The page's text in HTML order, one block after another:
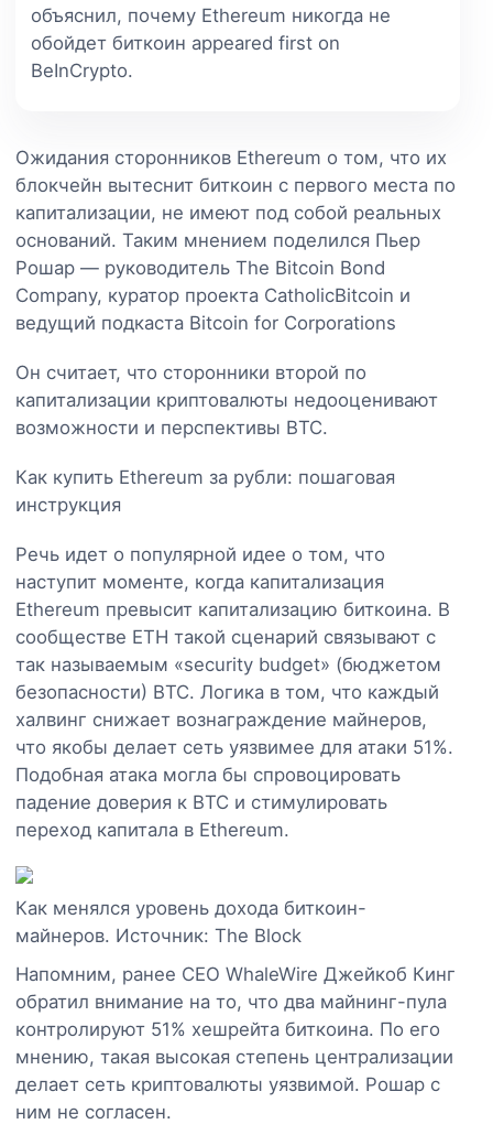
объяснил, почему Ethereum никогда не
обойдет биткоин appeared first on
BeInCrypto.
Ожидания сторонников Ethereum о том, что их
блокчейн вытеснит биткоин с первого места по
капитализации, не имеют под собой реальных
оснований. Таким мнением поделился Пьер
Рошар — руководитель The Bitcoin Bond
Company, куратор проекта CatholicBitcoin и
ведущий подкаста Bitcoin for Corporations
Он считает, что сторонники второй по
капитализации криптовалюты недооценивают
возможности и перспективы BTC.
Как купить Ethereum за рубли: пошаговая
инструкция
Речь идет о популярной идее о том, что
наступит моменте, когда капитализация
Ethereum превысит капитализацию биткоина. В
сообществе ETH такой сценарий связывают с
так называемым «security budget» (бюджетом
безопасности) BTC. Логика в том, что каждый
халвинг снижает вознаграждение майнеров,
что якобы делает сеть уязвимее для атаки 51%.
Подобная атака могла бы спровоцировать
падение доверия к BTC и стимулировать
переход капитала в Ethereum.
Как менялся уровень дохода биткоин-
майнеров. Источник: The Block
Напомним, ранее CEO WhaleWire Джейкоб Кинг
обратил внимание на то, что два майнинг-пула
контролируют 51% хешрейта биткоина. По его
мнению, такая высокая степень централизации
делает сеть криптовалюты уязвимой. Рошар с
ним не согласен.